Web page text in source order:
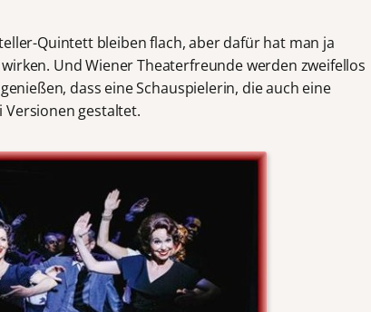
Quintett bleiben flach, aber dafür hat man ja
Und Wiener Theaterfreunde werden zweifellos
dass eine Schauspielerin, die auch eine
Versionen gestaltet.